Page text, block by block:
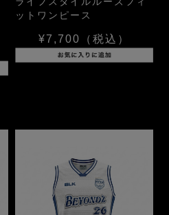
ットワンピース
¥7,700 （税込）